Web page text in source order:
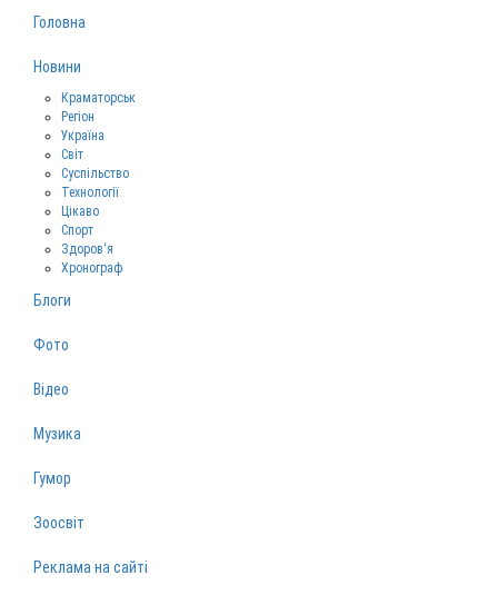
Головна
Новини
Краматорськ
Регіон
Україна
Світ
Суспільство
Технології
Цікаво
Спорт
Здоров‘я
Хронограф
Блоги
Фото
Відео
Музика
Гумор
Зоосвіт
Реклама на сайті